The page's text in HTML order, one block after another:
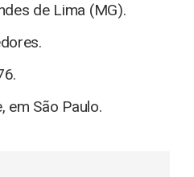
de Lima (MG).
em São Paulo.